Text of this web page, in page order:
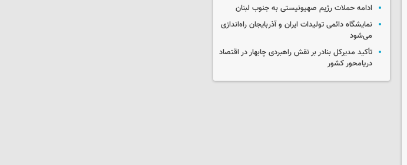
ادامه حملات رژیم صهیونیستی به جنوب لبنان
نمایشگاه دائمی تولیدات ایران و آذربایجان راه‌اندازی
می‌شود
تأکید مدیرکل بنادر بر نقش راهبردی چابهار در اقتصاد
دریامحور کشور